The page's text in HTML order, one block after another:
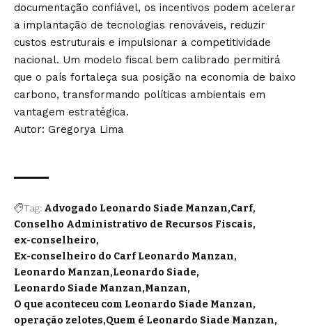
documentação confiável, os incentivos podem acelerar
a implantação de tecnologias renováveis, reduzir
custos estruturais e impulsionar a competitividade
nacional. Um modelo fiscal bem calibrado permitirá
que o país fortaleça sua posição na economia de baixo
carbono, transformando políticas ambientais em
vantagem estratégica.
Autor: Gregorya Lima
Tag: Advogado Leonardo Siade Manzan Carf
Conselho Administrativo de Recursos Fiscais
ex-conselheiro
Ex-conselheiro do Carf Leonardo Manzan
Leonardo Manzan Leonardo Siade
Leonardo Siade Manzan Manzan
O que aconteceu com Leonardo Siade Manzan
operação zelotes Quem é Leonardo Siade Manzan